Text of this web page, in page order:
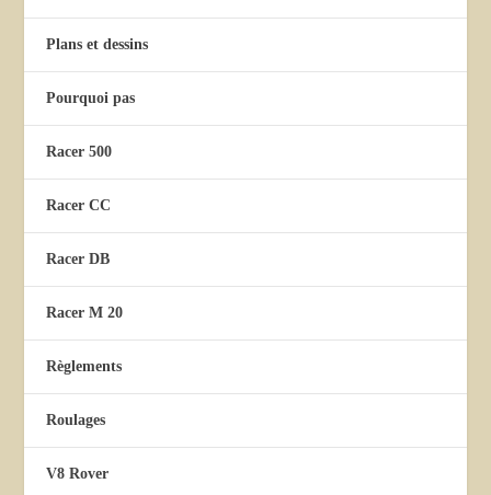
Plans et dessins
Pourquoi pas
Racer 500
Racer CC
Racer DB
Racer M 20
Règlements
Roulages
V8 Rover